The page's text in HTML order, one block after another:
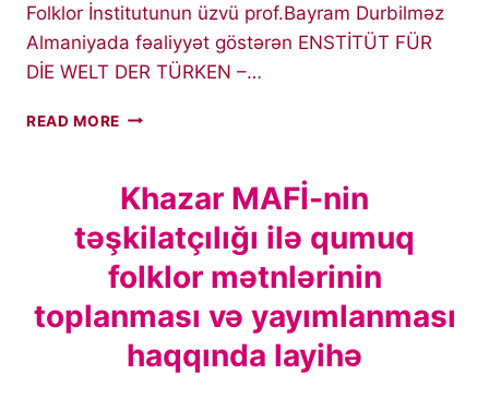
Folklor İnstitutunun üzvü prof.Bayram Durbilməz
Almaniyada fəaliyyət göstərən ENSTİTÜT FÜR
DİE WELT DER TÜRKEN –…
READ MORE XƏZƏR
TÜRK
DÜNYASINA
XIDMƏT
ÖDÜLÜNƏ
LAYIQ
Khazar MAFİ-nin
təşkilatçılığı ilə qumuq
folklor mətnlərinin
toplanması və yayımlanması
haqqında layihə